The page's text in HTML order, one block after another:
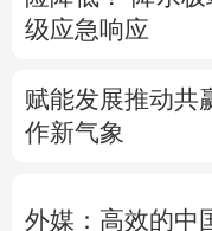
级应急响应
赋能发展推动共
作新气象
外媒：高效的中